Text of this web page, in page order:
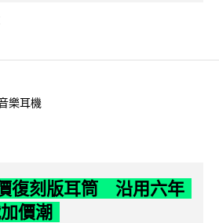
樂耳機
復刻版耳筒 沿用六年
價潮